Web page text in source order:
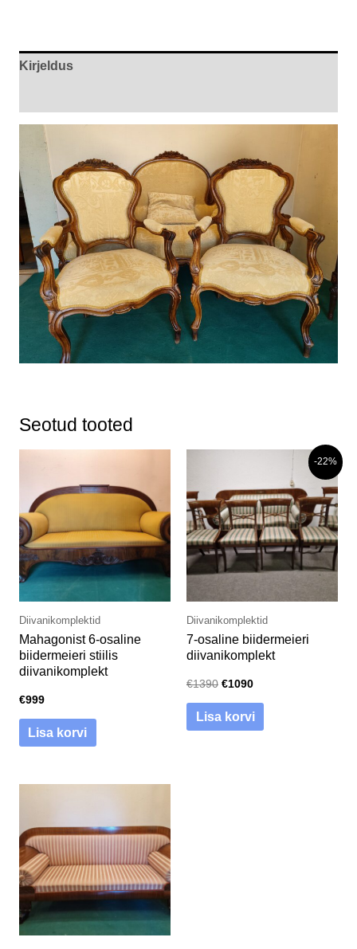
Kirjeldus
Seotud tooted
Diivanikomplektid
Mahagonist 6-osaline
biidermeieri stiilis
diivanikomplekt
€999
Lisa korvi
-22%
Diivanikomplektid
7-osaline biidermeieri
diivanikomplekt
€1390 €1090
Lisa korvi